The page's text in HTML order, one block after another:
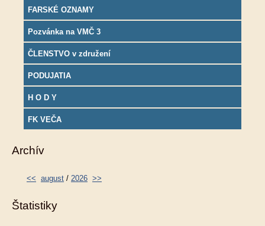
FARSKÉ OZNAMY
Pozvánka na VMČ 3
ČLENSTVO v združení
PODUJATIA
H O D Y
FK VEČA
Archív
<< august / 2026 >>
Štatistiky